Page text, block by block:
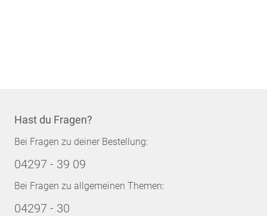
Hast du Fragen?
Bei Fragen zu deiner Bestellung:
04297 - 39 09
Bei Fragen zu allgemeinen Themen:
04297 - 30